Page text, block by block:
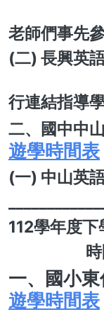
老師們事先
(二) 長興英
行連結指導
二、國中中
遊學時間表
(一) 中山英
112學年度
時間安
一、國小
遊學時間表